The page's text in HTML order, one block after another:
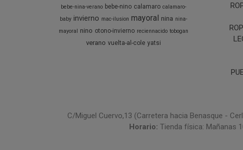
bebe-nina-verano bebe-nino calamaro calamaro-
baby invierno mac-ilusion mayoral nina nina-
mayoral
nino otono-invierno reciennacido tobogan
verano vuelta-al-cole yatsi
C/Miguel Cuervo,13 (Carretera hacia Benasque -
Horario:Tienda física: Mañanas